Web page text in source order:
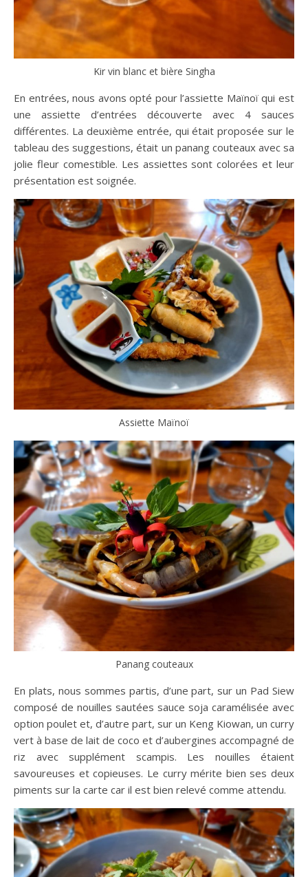
Kir vin blanc et bière Singha
En entrées, nous avons opté pour l’assiette Maïnoï qui est
une assiette d’entrées découverte avec 4 sauces
différentes. La deuxième entrée, qui était proposée sur le
tableau des suggestions, était un panang couteaux avec sa
jolie fleur comestible. Les assiettes sont colorées et leur
présentation est soignée.
Assiette Maïnoï
Panang couteaux
En plats, nous sommes partis, d’une part, sur un Pad Siew
composé de nouilles sautées sauce soja caramélisée avec
option poulet et, d’autre part, sur un Keng Kiowan, un curry
vert à base de lait de coco et d’aubergines accompagné de
riz avec supplément scampis. Les nouilles étaient
savoureuses et copieuses. Le curry mérite bien ses deux
piments sur la carte car il est bien relevé comme attendu.